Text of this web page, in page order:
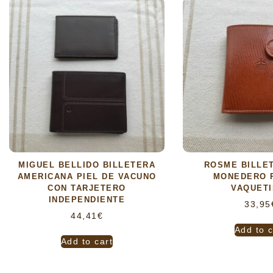
MIGUEL BELLIDO BILLETERA
AMERICANA PIEL DE VACUNO
CON TARJETERO
INDEPENDIENTE
44,41 €
Add to cart
ROSME
MONEDERO
33,95
Add to